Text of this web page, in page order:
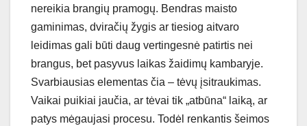
nereikia brangių pramogų. Bendras maisto
gaminimas, dviračių žygis ar tiesiog aitvaro
leidimas gali būti daug vertingesnė patirtis nei
brangus, bet pasyvus laikas žaidimų kambaryje.
Svarbiausias elementas čia – tėvų įsitraukimas.
Vaikai puikiai jaučia, ar tėvai tik „atbūna“ laiką, ar
patys mėgaujasi procesu. Todėl renkantis šeimos